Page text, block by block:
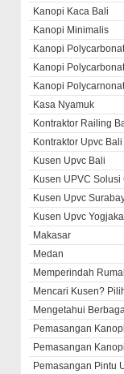
Kanopi Kaca Bali
Kanopi Minimalis
Kanopi
Kanopi
Kanopi
Kasa Nyamuk
Kontraktor Railing
Kontraktor Upvc Bali
Kusen Upvc Bali
Kusen UPVC
Kusen Upvc
Kusen Upvc
Makasar
Medan
Memperindah
Mencari Kusen?
Mengetahui
Pemasangan
Pemasangan
Pemasangan Pintu